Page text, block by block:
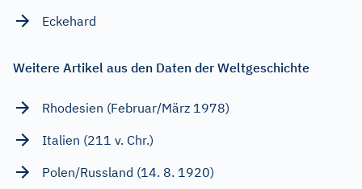
Eckehard
Weitere Artikel aus den Daten der Weltgeschichte
Rhodesien (Februar/März 1978)
Italien (211 v. Chr.)
Polen/Russland (14. 8. 1920)